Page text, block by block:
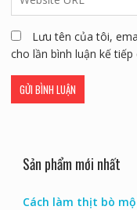
Lưu tên của tôi,
cho lần bình luận kế tiếp
Sản phẩm mới nhất
Cách làm thịt bò